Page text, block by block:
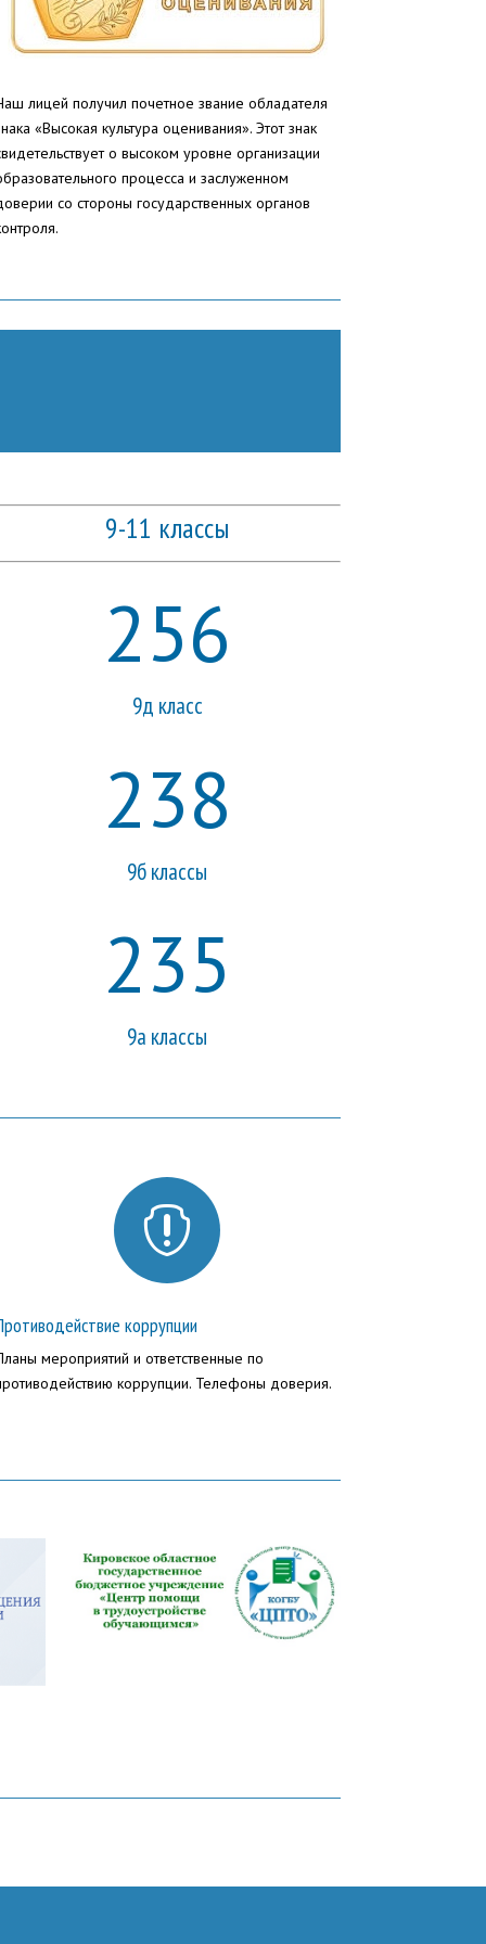
лицей получил почетное звание обладателя
«Высокая культура оценивания». Этот знак
о высоком уровне организации
процесса и заслуженном
со стороны государственных органов
9-11 классы
256
9д класс
238
9б классы
235
9а классы

коррупции
мероприятий и ответственные по
коррупции. Телефоны доверия.